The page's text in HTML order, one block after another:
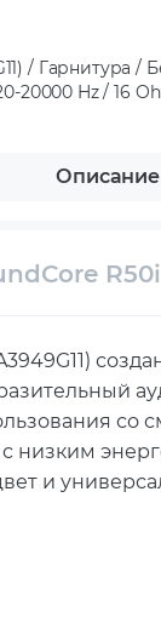
/ Гарнитура /
Hz / 16
Описание
R50i
со
низким
и